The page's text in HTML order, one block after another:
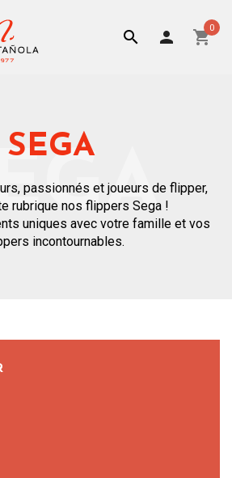
 person shopping_cart0
SEGA
passionnés et joueurs de flipper,
rubrique nos flippers Sega !
uniques avec votre famille et vos
incontournables.